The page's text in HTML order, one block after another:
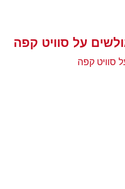
על סוויט קפה
סוויט קפה